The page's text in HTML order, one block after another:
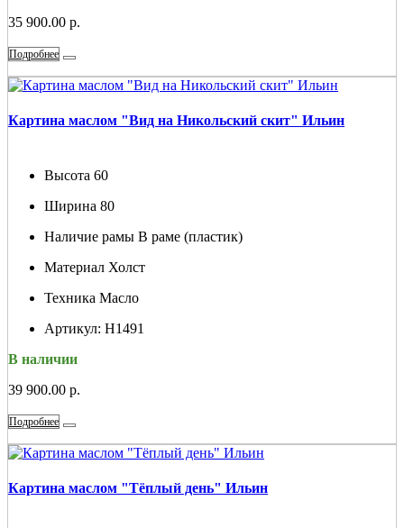
35 900.00 р.
Подробнее
Картина маслом "Вид на Никольский скит" Ильин
Высота 60
Ширина 80
Наличие рамы В раме (пластик)
Материал Холст
Техника Масло
Артикул: Н1491
В наличии
39 900.00 р.
Подробнее
Картина маслом "Тёплый день" Ильин